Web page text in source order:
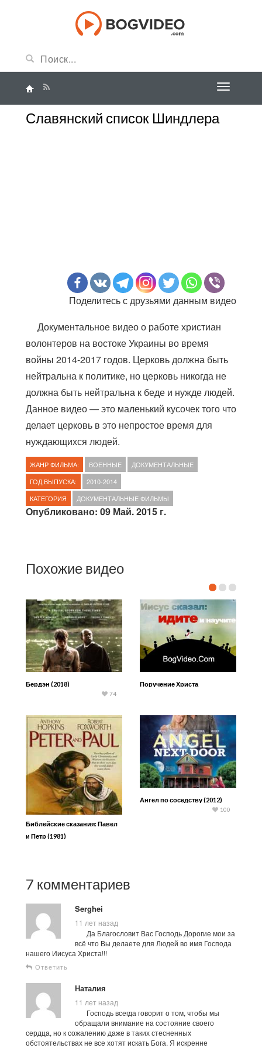
Славянский список Шиндлера
Поделитесь с друзьями данным видео
Документальное видео о работе христиан
волонтеров на востоке Украины во время
войны 2014-2017 годов. Церковь должна быть
нейтральна к политике, но церковь никогда не
должна быть нейтральна к беде и нужде людей.
Данное видео — это маленький кусочек того что
делает церковь в это непростое время для
нуждающихся людей.
ЖАНР ФИЛЬМА: ВОЕННЫЕ
ДОКУМЕНТАЛЬНЫЕ
ГОД ВЫПУСКА:
2010-2014
КАТЕГОРИЯ
ДОКУМЕНТАЛЬНЫЕ ФИЛЬМЫ
Опубликовано: 09 Май. 2015 г.
Похожие видео
Бердэн (2018)
74
Поручение Христа
Библейские сказания: Павел
и Петр (1981)
Ангел по соседству (2012)
100
7 комментариев
Serghei
11 лет назад
Да Благословит Вас Господь Дорогие мои за
всё что Вы делаете для Людей во имя Господа
нашего Иисуса Христа!!!
Ответить
Наталия
11 лет назад
Господь всегда говорит о том, чтобы мы
обращали внимание на состояние своего
сердца, но к сожалению даже в таких стесненных
обстоятельствах не все хотят искать Бога. Я искренне